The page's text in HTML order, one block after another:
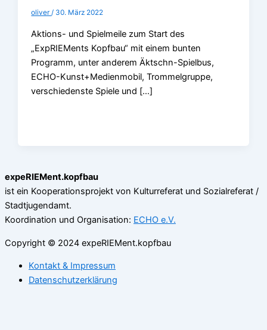
oliver/ 30. März 2022
Aktions- und Spielmeile zum Start des
„ExpRIEMents Kopfbau“ mit einem bunten
Programm, unter anderem Äktschn-Spielbus,
ECHO-Kunst+Medienmobil, Trommelgruppe,
verschiedenste Spiele und […]
expeRIEMent.kopfbau
ist ein Kooperationsprojekt von Kulturreferat und Sozialreferat /
Stadtjugendamt.
Koordination und Organisation: ECHO e.V.
Copyright © 2024 expeRIEMent.kopfbau
Kontakt & Impressum
Datenschutzerklärung